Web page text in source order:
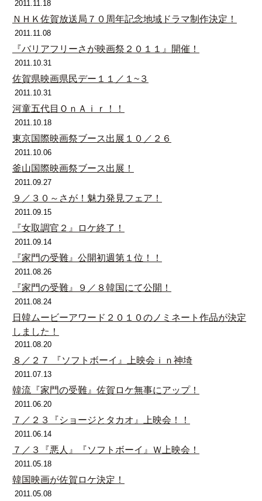
2011.11.18
ＮＨＫ佐賀放送局７０周年記念地域ドラマ制作決定！
2011.11.08
『バリアフリーさが映画祭２０１１』開催！
2011.10.31
佐賀県映画県民デー１１／１~３
2011.10.31
河童五代目ＯｎＡｉｒ！！
2011.10.18
東京国際映画祭ブース出展１０／２６
2011.10.06
釜山国際映画祭ブース出展！
2011.09.27
９／３０～さが！魅力発見フェア！
2011.09.15
『女取調官２』ロケ終了！
2011.09.14
『家門の受難』公開初週第１位！！
2011.08.26
『家門の受難』９／８韓国にて公開！
2011.08.24
日韓ムービーアワード２０１０のノミネート作品が決定
しました！
2011.08.20
８／２７ 『ソフトボーイ』上映会ｉｎ神埼
2011.07.13
韓流『家門の受難』佐賀ロケ無事にアップ！
2011.06.20
７／２３『ショージとタカオ』上映会！！
2011.06.14
７／３『悪人』『ソフトボーイ』Ｗ上映会！
2011.05.18
韓国映画が佐賀ロケ決定！
2011.05.08